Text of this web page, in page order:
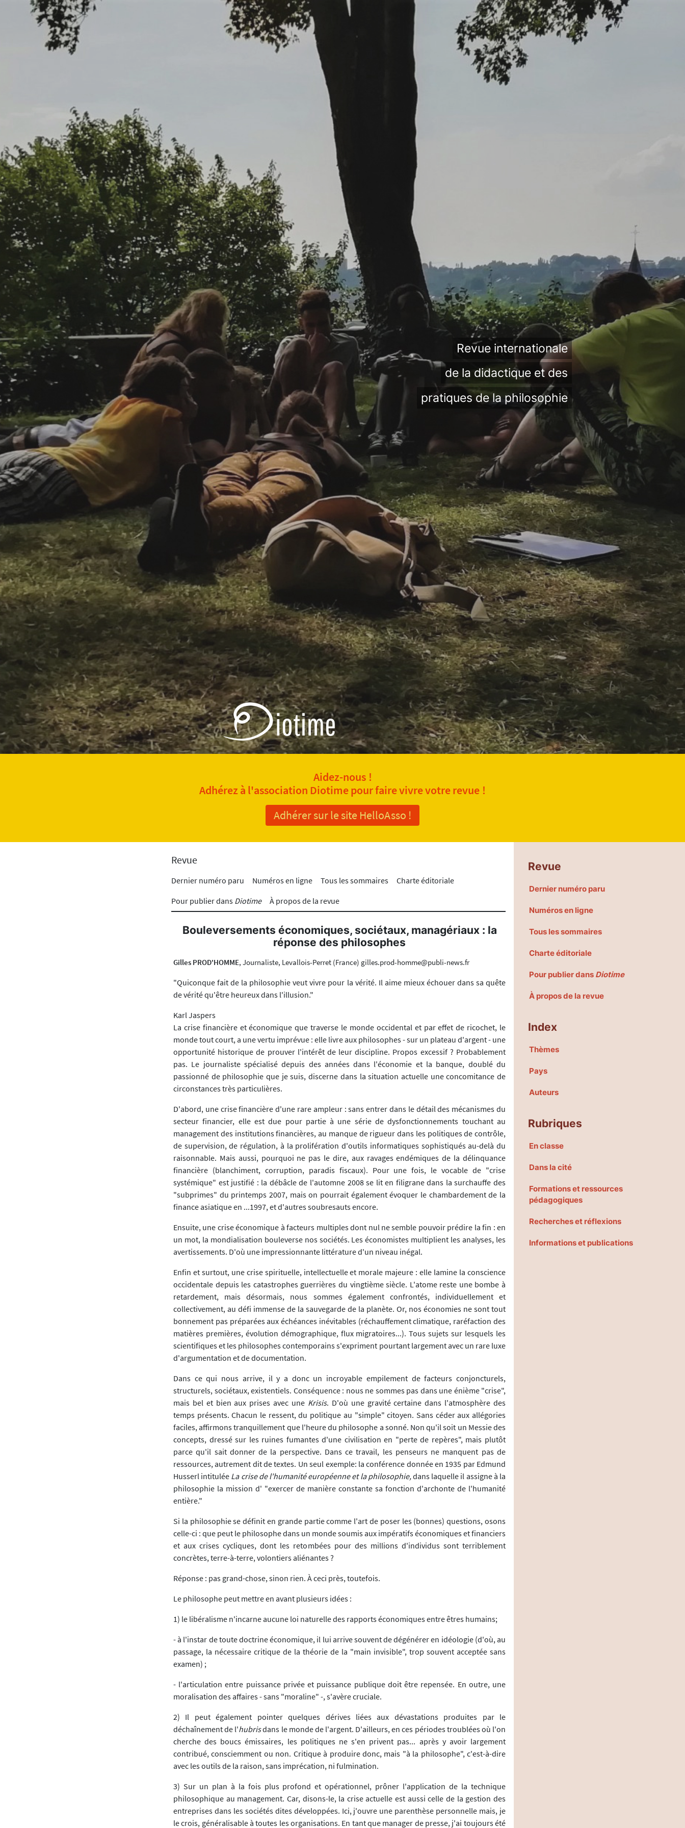
Revue internationale
de la didactique et des
pratiques de la philosophie
Aidez-nous !
Adhérez à l'association Diotime pour faire vivre votre revue !
Adhérer sur le site HelloAsso !
Revue
Dernier numéro paru Numéros en ligne Tous les sommaires
Charte éditoriale
Pour publier dans Diotime À propos de la revue
Bouleversements économiques, sociétaux, managériaux : la
réponse des philosophes
Gilles PROD'HOMME, Journaliste, Levallois-Perret (France) gilles.prod-homme@publi-news.fr
"Quiconque fait de la philosophie veut vivre pour la vérité. Il aime mieux échouer dans sa quête
de vérité qu'être heureux dans l'illusion."
Karl Jaspers
La crise financière et économique que traverse le monde occidental et par effet de ricochet, le
monde tout court, a une vertu imprévue : elle livre aux philosophes - sur un plateau d'argent - une
opportunité historique de prouver l'intérêt de leur discipline. Propos excessif ? Probablement
pas. Le journaliste spécialisé depuis des années dans l'économie et la banque, doublé du
passionné de philosophie que je suis, discerne dans la situation actuelle une concomitance de
circonstances très particulières.
D'abord, une crise financière d'une rare ampleur : sans entrer dans le détail des mécanismes du
secteur financier, elle est due pour partie à une série de dysfonctionnements touchant au
management des institutions financières, au manque de rigueur dans les politiques de contrôle,
de supervision, de régulation, à la prolifération d'outils informatiques sophistiqués au-delà du
raisonnable. Mais aussi, pourquoi ne pas le dire, aux ravages endémiques de la délinquance
financière (blanchiment, corruption, paradis fiscaux). Pour une fois, le vocable de "crise
systémique" est justifié : la débâcle de l'automne 2008 se lit en filigrane dans la surchauffe des
"subprimes" du printemps 2007, mais on pourrait également évoquer le chambardement de la
finance asiatique en ...1997, et d'autres soubresauts encore.
Ensuite, une crise économique à facteurs multiples dont nul ne semble pouvoir prédire la fin : en
un mot, la mondialisation bouleverse nos sociétés. Les économistes multiplient les analyses, les
avertissements. D'où une impressionnante littérature d'un niveau inégal.
Enfin et surtout, une crise spirituelle, intellectuelle et morale majeure : elle lamine la conscience
occidentale depuis les catastrophes guerrières du vingtième siècle. L'atome reste une bombe à
retardement, mais désormais, nous sommes également confrontés, individuellement et
collectivement, au défi immense de la sauvegarde de la planète. Or, nos économies ne sont tout
bonnement pas préparées aux échéances inévitables (réchauffement climatique, raréfaction des
matières premières, évolution démographique, flux migratoires...). Tous sujets sur lesquels les
scientifiques et les philosophes contemporains s'expriment pourtant largement avec un rare luxe
d'argumentation et de documentation.
Dans ce qui nous arrive, il y a donc un incroyable empilement de facteurs conjoncturels,
structurels, sociétaux, existentiels. Conséquence : nous ne sommes pas dans une énième "crise",
mais bel et bien aux prises avec une Krisis. D'où une gravité certaine dans l'atmosphère des
temps présents. Chacun le ressent, du politique au "simple" citoyen. Sans céder aux allégories
faciles, affirmons tranquillement que l'heure du philosophe a sonné. Non qu'il soit un Messie des
concepts, dressé sur les ruines fumantes d'une civilisation en "perte de repères", mais plutôt
parce qu'il sait donner de la perspective. Dans ce travail, les penseurs ne manquent pas de
ressources, autrement dit de textes. Un seul exemple: la conférence donnée en 1935 par Edmund
Husserl intitulée La crise de l'humanité européenne et la philosophie,dans laquelle il assigne à la
philosophie la mission d' "exercer de manière constante sa fonction d'archonte de l'humanité
entière."
Si la philosophie se définit en grande partie comme l'art de poser les (bonnes) questions, osons
celle-ci : que peut le philosophe dans un monde soumis aux impératifs économiques et financiers
et aux crises cycliques, dont les retombées pour des millions d'individus sont terriblement
concrètes, terre-à-terre, volontiers aliénantes ?
Réponse : pas grand-chose, sinon rien. À ceci près, toutefois.
Le philosophe peut mettre en avant plusieurs idées :
1) le libéralisme n'incarne aucune loi naturelle des rapports économiques entre êtres humains;
- à l'instar de toute doctrine économique, il lui arrive souvent de dégénérer en idéologie (d'où, au
passage, la nécessaire critique de la théorie de la "main invisible", trop souvent acceptée sans
examen) ;
- l'articulation entre puissance privée et puissance publique doit être repensée. En outre, une
moralisation des affaires - sans "moraline" -, s'avère cruciale.
2) Il peut également pointer quelques dérives liées aux dévastations produites par le
déchaînement de l'hubrisdans le monde de l'argent. D'ailleurs, en ces périodes troublées où l'on
cherche des boucs émissaires, les politiques ne s'en privent pas... après y avoir largement
contribué, consciemment ou non. Critique à produire donc, mais "à la philosophe", c'est-à-dire
avec les outils de la raison, sans imprécation, ni fulmination.
3) Sur un plan à la fois plus profond et opérationnel, prôner l'application de la technique
philosophique au management. Car, disons-le, la crise actuelle est aussi celle de la gestion des
entreprises dans les sociétés dites développées. Ici, j'ouvre une parenthèse personnelle mais, je
le crois, généralisable à toutes les organisations. En tant que manager de presse, j'ai toujours été
Revue
Dernier numéro paru
Numéros en ligne
Tous les sommaires
Charte éditoriale
Pour publier dans Diotime
À propos de la revue
Index
Thèmes
Pays
Auteurs
Rubriques
En classe
Dans la cité
Formations et ressources
pédagogiques
Recherches et réflexions
Informations et publications